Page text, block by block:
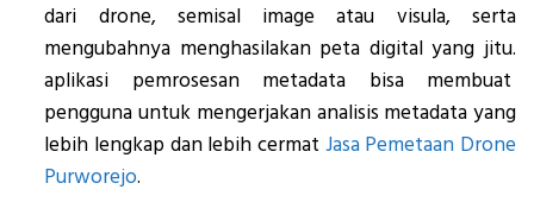
dari drone, semisal image atau visula, serta
mengubahnya menghasilakan peta digital yang jitu.
aplikasi pemrosesan metadata bisa membuat
pengguna untuk mengerjakan analisis metadata yang
lebih lengkap dan lebih cermat Jasa Pemetaan Drone
Purworejo.